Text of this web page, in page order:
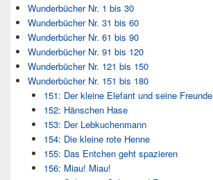
Wunderbücher Nr. 1 bis 30
Wunderbücher Nr. 31 bis 60
Wunderbücher Nr. 61 bis 90
Wunderbücher Nr. 91 bis 120
Wunderbücher Nr. 121 bis 150
Wunderbücher Nr. 151 bis 180
151: Der kleine Elefant und seine Freunde
152: Hänschen Hase
153: Der Lebkuchenmann
154: Die kleine rote Henne
155: Das Entchen geht spazieren
156: Miau! Miau!